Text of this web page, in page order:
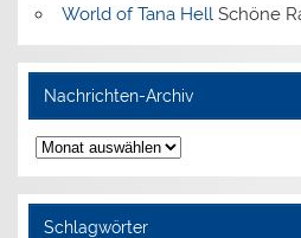
World of Tana Hell Schöne
Nachrichten-Archiv
Nachrichten-
Archiv
Schlagwörter